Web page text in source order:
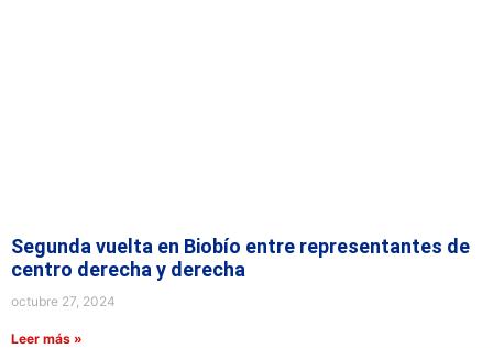
Segunda vuelta en Biobío entre representantes de
centro derecha y derecha
octubre 27, 2024
Leer más »